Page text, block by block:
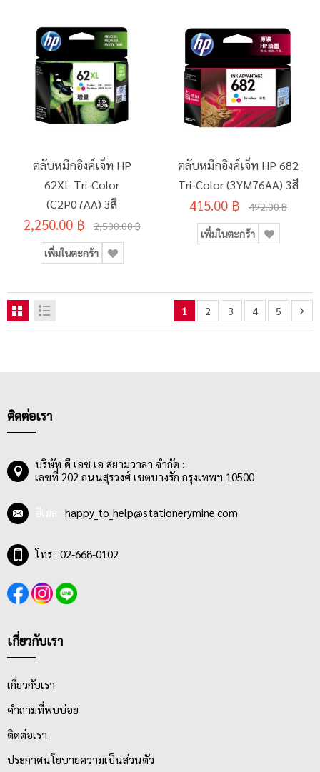
ตลับหมึกอิงค์เจ็ท HP
62XL Tri-Color
(C2P07AA) 3สี
2,250.00 ฿ 2,500.00 ฿
เพิ่มในตะกร้า
ตลับหมึกอิงค์เจ็ท HP 682
Tri-Color (3YM76AA) 3สี
415.00 ฿ 492.00 ฿
เพิ่มในตะกร้า
1 2 3 4 5
ติดต่อเรา
บริษัท ดี เอช เอ สยามวาลา จำกัด :
เลขที่ 202 ถนนสุรวงศ์ เขตบางรัก กรุงเทพฯ 10500
happy_to_help@stationerymine.com
โทร : 02-668-0102
เกี่ยวกับเรา
เกี่ยวกับเรา
คำถามที่พบบ่อย
ติดต่อเรา
ประกาศนโยบายความเป็นส่วนตัว